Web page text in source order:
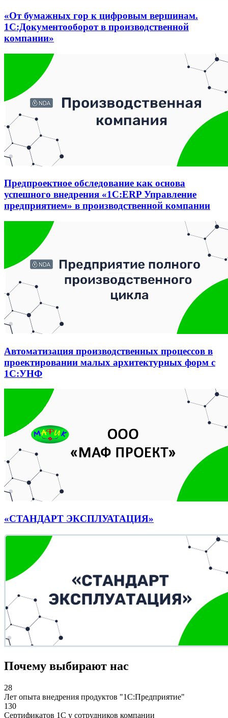
«От бумажных гор к цифровым вершинам.
1С:Документооборот в производственной
компании»
Предпроектное обследование как основа
успешного внедрения «1С:ERP Управление
предприятием» в производственной компании
Автоматизация производственных процессов в
проектировании малых архитектурных форм с
1С:УНФ
«СТАНДАРТ ЭКСПЛУАТАЦИЯ»
Почему выбирают нас
28
Лет опыта внедрения продуктов "1С:Предприятие"
130
Сертификатов 1С у сотрудников компании